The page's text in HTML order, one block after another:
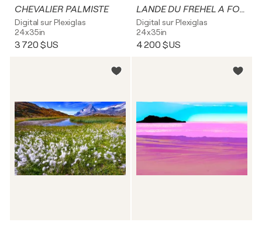
CHEVALIER PALMISTE
Digital sur Plexiglas
24x35in
3 720 $US
LANDE DU FREHEL A FORT LALATTE
Digital sur Plexiglas
24x35in
4 200 $US